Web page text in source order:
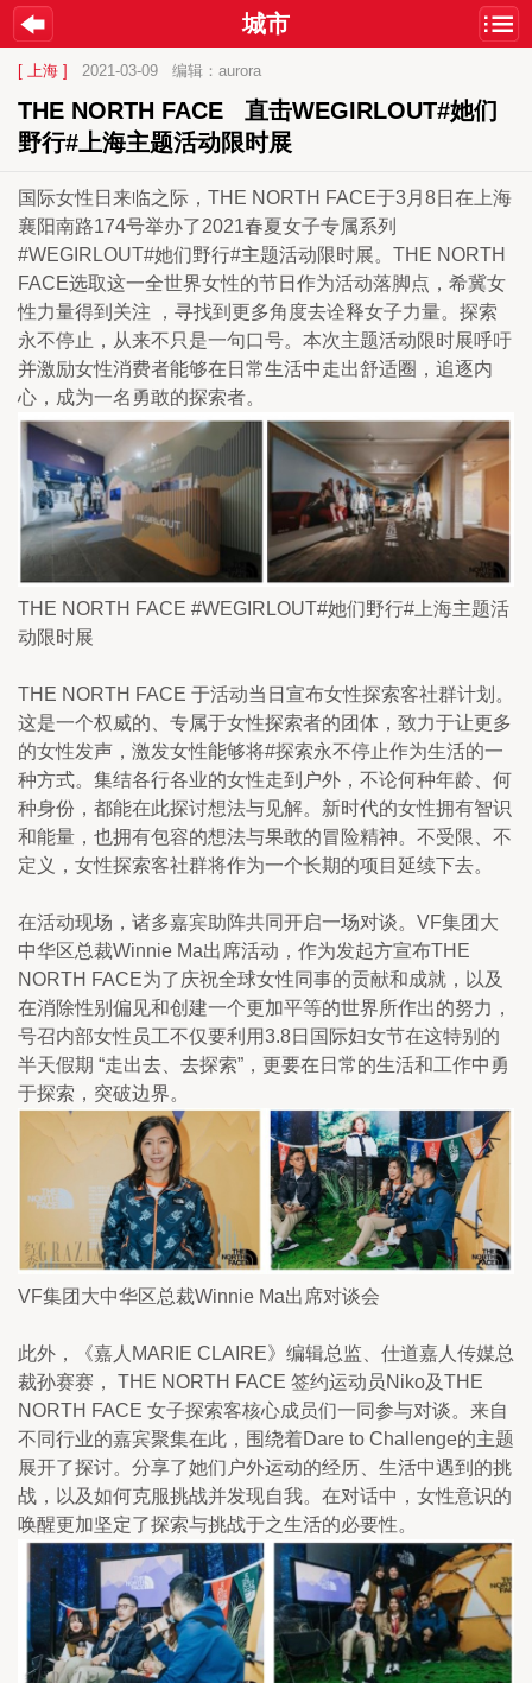
城市
[ 上海 ] 2021-03-09 编辑：aurora
THE NORTH FACE   直击WEGIRLOUT#她们
野行#上海主题活动限时展
国际女性日来临之际，THE NORTH FACE于3月8日在上海
襄阳南路174号举办了2021春夏女子专属系列
#WEGIRLOUT#她们野行#主题活动限时展。THE NORTH
FACE选取这一全世界女性的节日作为活动落脚点，希冀女
性力量得到关注 ，寻找到更多角度去诠释女子力量。探索
永不停止，从来不只是一句口号。本次主题活动限时展呼吁
并激励女性消费者能够在日常生活中走出舒适圈，追逐内
心，成为一名勇敢的探索者。
THE NORTH FACE #WEGIRLOUT#她们野行#上海主题活
动限时展
THE NORTH FACE 于活动当日宣布女性探索客社群计划。
这是一个权威的、专属于女性探索者的团体，致力于让更多
的女性发声，激发女性能够将#探索永不停止作为生活的一
种方式。集结各行各业的女性走到户外，不论何种年龄、何
种身份，都能在此探讨想法与见解。新时代的女性拥有智识
和能量，也拥有包容的想法与果敢的冒险精神。不受限、不
定义，女性探索客社群将作为一个长期的项目延续下去。
在活动现场，诸多嘉宾助阵共同开启一场对谈。VF集团大
中华区总裁Winnie Ma出席活动，作为发起方宣布THE
NORTH FACE为了庆祝全球女性同事的贡献和成就，以及
在消除性别偏见和创建一个更加平等的世界所作出的努力，
号召内部女性员工不仅要利用3.8日国际妇女节在这特别的
半天假期 “走出去、去探索”，更要在日常的生活和工作中勇
于探索，突破边界。
VF集团大中华区总裁Winnie Ma出席对谈会
此外，《嘉人MARIE CLAIRE》编辑总监、仕道嘉人传媒总
裁孙赛赛， THE NORTH FACE 签约运动员Niko及THE
NORTH FACE 女子探索客核心成员们一同参与对谈。来自
不同行业的嘉宾聚集在此，围绕着Dare to Challenge的主题
展开了探讨。分享了她们户外运动的经历、生活中遇到的挑
战，以及如何克服挑战并发现自我。在对话中，女性意识的
唤醒更加坚定了探索与挑战于之生活的必要性。